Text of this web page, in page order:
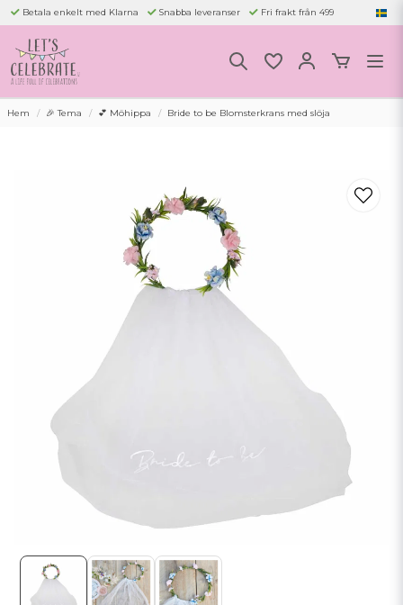
Betala enkelt med Klarna Snabba leveranser Fri frakt från 499
Hem 🎉 Tema 💕 Möhippa Bride to be Blomsterkrans med slöja